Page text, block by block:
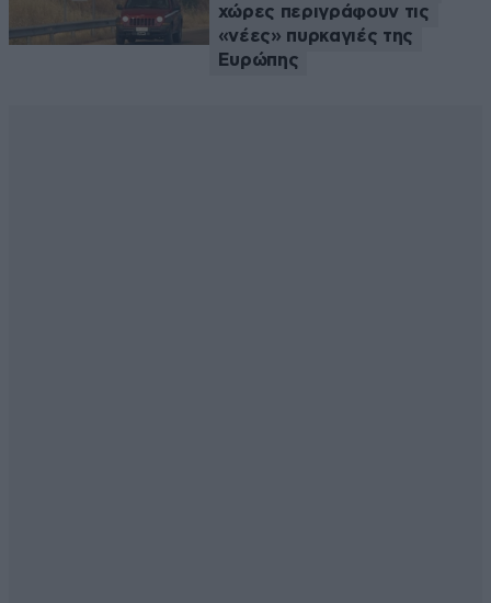
χώρες περιγράφουν τις
«νέες» πυρκαγιές της
Ευρώπης